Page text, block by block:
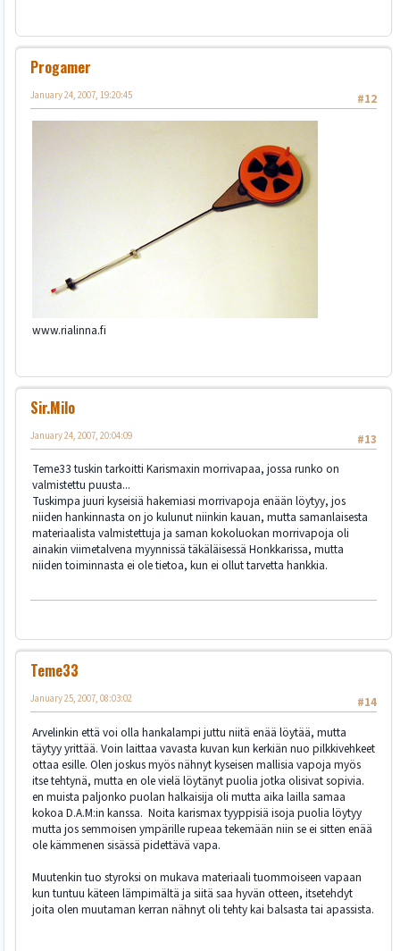
Progamer
#12
January 24, 2007, 19:20:45
www.rialinna.fi
Sir.Milo
#13
January 24, 2007, 20:04:09
Teme33 tuskin tarkoitti Karismaxin morrivapaa, jossa runko on
valmistettu puusta...
Tuskimpa juuri kyseisiä hakemiasi morrivapoja enään löytyy, jos
niiden hankinnasta on jo kulunut niinkin kauan, mutta samanlaisesta
materiaalista valmistettuja ja saman kokoluokan morrivapoja oli
ainakin viimetalvena myynnissä täkäläisessä Honkkarissa, mutta
niiden toiminnasta ei ole tietoa, kun ei ollut tarvetta hankkia.
Teme33
#14
January 25, 2007, 08:03:02
Arvelinkin että voi olla hankalampi juttu niitä enää löytää, mutta
täytyy yrittää. Voin laittaa vavasta kuvan kun kerkiän nuo pilkkivehkeet
ottaa esille. Olen joskus myös nähnyt kyseisen mallisia vapoja myös
itse tehtynä, mutta en ole vielä löytänyt puolia jotka olisivat sopivia.
en muista paljonko puolan halkaisija oli mutta aika lailla samaa
kokoa D.A.M:in kanssa. Noita karismax tyyppisiä isoja puolia löytyy
mutta jos semmoisen ympärille rupeaa tekemään niin se ei sitten enää
ole kämmenen sisässä pidettävä vapa.
Muutenkin tuo styroksi on mukava materiaali tuommoiseen vapaan
kun tuntuu käteen lämpimältä ja siitä saa hyvän otteen, itsetehdyt
joita olen muutaman kerran nähnyt oli tehty kai balsasta tai apassista.